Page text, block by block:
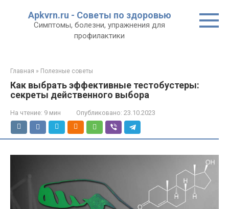
Apkvrn.ru - Советы по здоровью
Симптомы, болезни, упражнения для
профилактики
Главная » Полезные советы
Как выбрать эффективные тестобустеры:
секреты действенного выбора
На чтение: 9 мин Опубликовано: 23.10.2023